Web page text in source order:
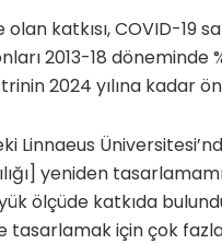
katkısı, COVID-19
2013-18 döneminde
2024 yılına kadar
Linnaeus
yeniden
ölçüde katkıda
için çok